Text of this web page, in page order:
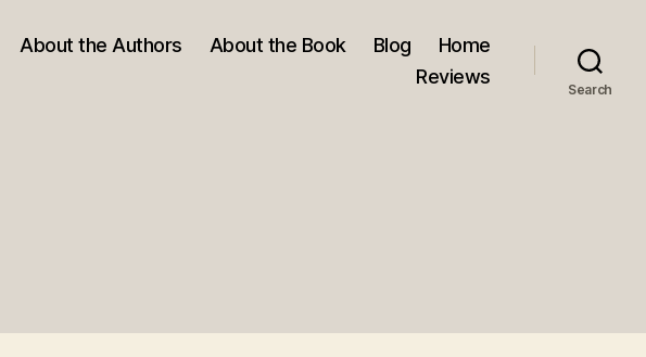
About the Authors About the Book Blog
Home
Reviews
Search